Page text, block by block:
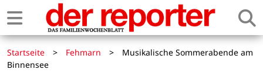
Startseite > Fehmarn >
Musikalische Sommerabende am
Binnensee